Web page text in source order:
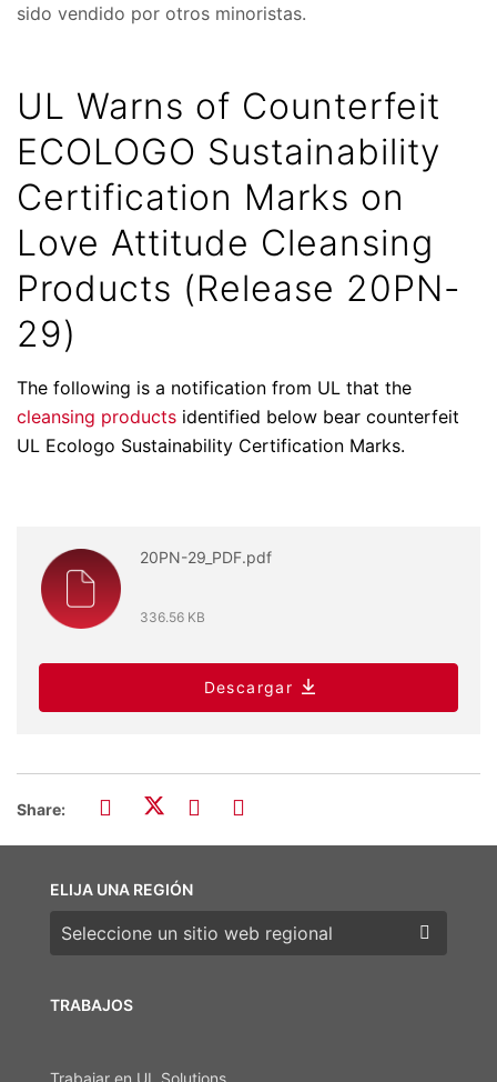
sido vendido por otros minoristas.
UL Warns of Counterfeit
ECOLOGO Sustainability
Certification Marks on
Love Attitude Cleansing
Products (Release 20PN-
29)
The following is a notification from UL that the
cleansing products identified below bear counterfeit
UL Ecologo Sustainability Certification Marks.
20PN-29_PDF.pdf
336.56 KB
Descargar
Share:
TRABAJOS
ELIJA UNA REGIÓN
Elija una región